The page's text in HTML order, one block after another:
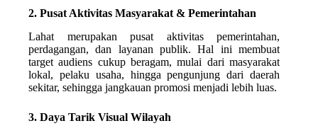
2. Pusat Aktivitas Masyarakat & Pemerintahan
Lahat merupakan pusat aktivitas pemerintahan,
perdagangan, dan layanan publik. Hal ini membuat
target audiens cukup beragam, mulai dari masyarakat
lokal, pelaku usaha, hingga pengunjung dari daerah
sekitar, sehingga jangkauan promosi menjadi lebih luas.
3. Daya Tarik Visual Wilayah